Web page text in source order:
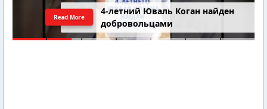
4-летний Юваль Коган найден
добровольцами
Read More